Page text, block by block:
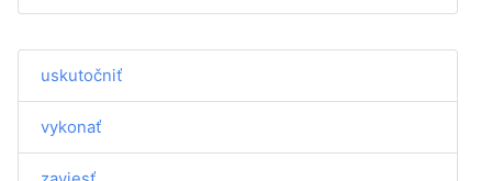
uskutočniť
vykonať